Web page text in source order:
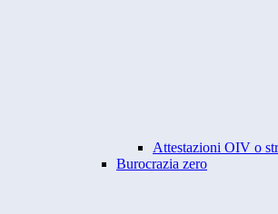
Attestazioni OIV o
Burocrazia zero